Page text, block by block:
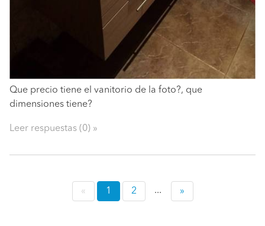
Que precio tiene el vanitorio de la foto?, que
dimensiones tiene?
Leer respuestas (0) »
« 1 (current)
2 ... »